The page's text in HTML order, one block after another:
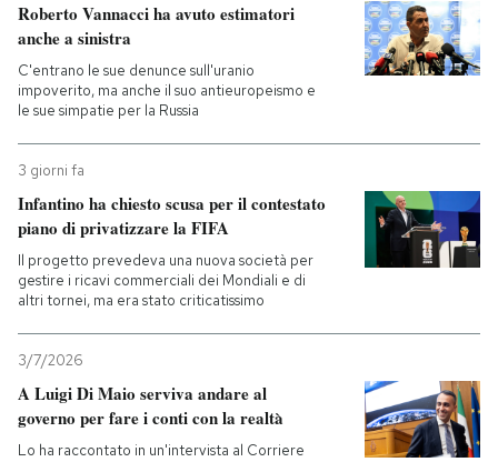
Roberto Vannacci ha avuto estimatori
anche a sinistra
C'entrano le sue denunce sull'uranio
impoverito, ma anche il suo antieuropeismo e
le sue simpatie per la Russia
3 giorni fa
Infantino ha chiesto scusa per il contestato
piano di privatizzare la FIFA
Il progetto prevedeva una nuova società per
gestire i ricavi commerciali dei Mondiali e di
altri tornei, ma era stato criticatissimo
3/7/2026
A Luigi Di Maio serviva andare al
governo per fare i conti con la realtà
Lo ha raccontato in un'intervista al Corriere